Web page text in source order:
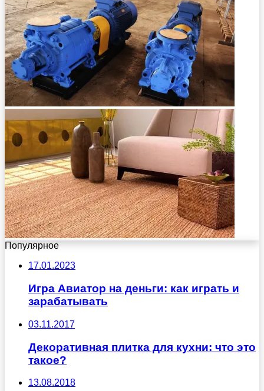
Популярное
17.01.2023
Игра Авиатор на деньги: как играть и
зарабатывать
03.11.2017
Декоративная плитка для кухни: что это
такое?
13.08.2018